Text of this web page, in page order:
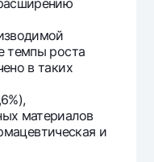
темпы роста
в таких
материалов
и